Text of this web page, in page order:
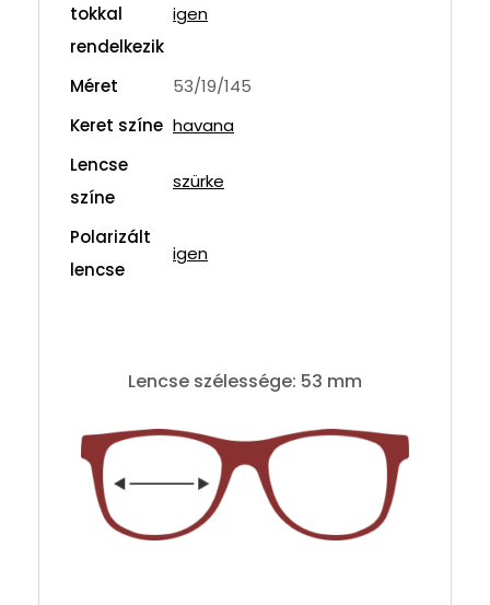
tokkal
rendelkezik
igen
Méret
53/19/145
Keret színe havana
Lencse
színe
szürke
Polarizált
lencse
igen
Lencse szélessége: 53 mm